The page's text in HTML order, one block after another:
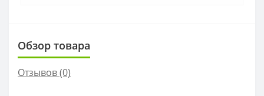
Обзор товара
Отзывов (0)